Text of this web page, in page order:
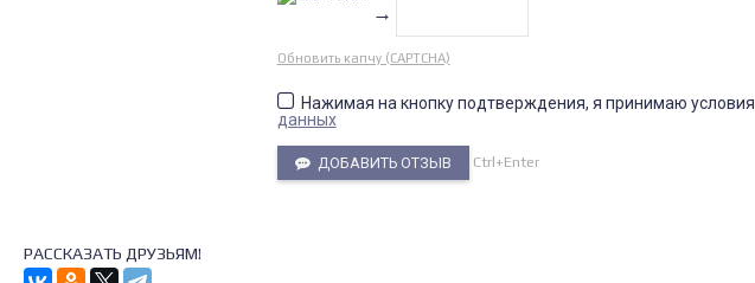
→
Обновить капчу (CAPTCHA)
Нажимая на кнопку подтверждения, я принимаю условия
данных
ДОБАВИТЬ ОТЗЫВ Ctrl+Enter
РАССКАЗАТЬ ДРУЗЬЯМ!